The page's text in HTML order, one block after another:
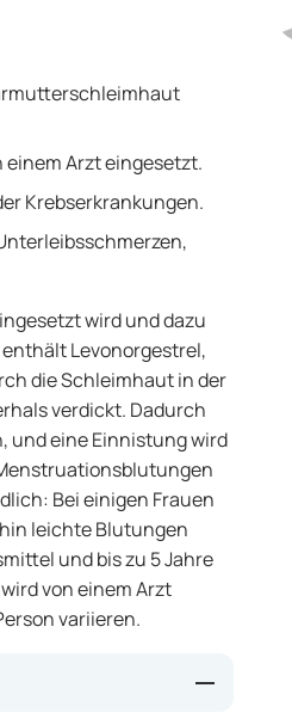
einem Arzt eingesetzt.
Krebserkrankungen.
wird und dazu
Levonorgestrel,
die Schleimhaut in der
verdickt. Dadurch
und eine Einnistung wird
Bei einigen Frauen
leichte Blutungen
und bis zu 5 Jahre
von einem Arzt
variieren.